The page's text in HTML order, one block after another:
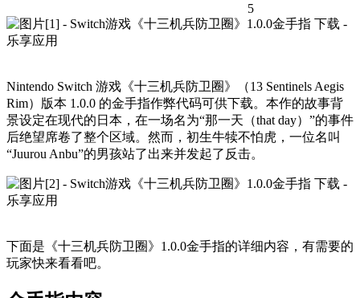
5
Nintendo Switch 游戏《十三机兵防卫圈》（13 Sentinels Aegis
Rim）版本 1.0.0 的金手指作弊代码可供下载。本作的故事背
景设定在现代的日本，在一场名为“那一天（that day）”的事件
后绝望席卷了整个区域。然而，初生牛犊不怕虎，一位名叫
“Juurou Anbu”的男孩站了出来并发起了反击。
下面是《十三机兵防卫圈》1.0.0金手指的详细内容，有需要的
玩家快来看看吧。